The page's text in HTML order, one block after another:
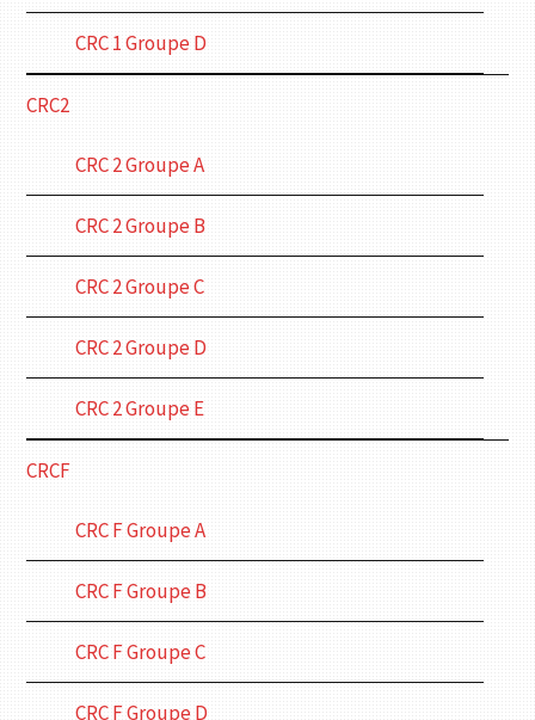
CRC 1 Groupe D
CRC2
CRC 2 Groupe A
CRC 2 Groupe B
CRC 2 Groupe C
CRC 2 Groupe D
CRC 2 Groupe E
CRCF
CRC F Groupe A
CRC F Groupe B
CRC F Groupe C
CRC F Groupe D